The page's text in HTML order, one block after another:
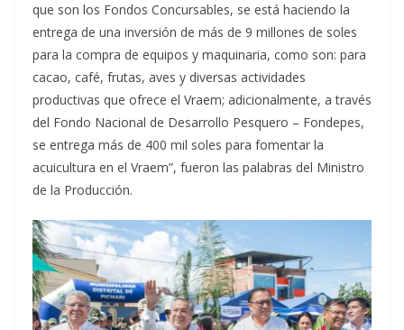
que son los Fondos Concursables, se está haciendo la
entrega de una inversión de más de 9 millones de soles
para la compra de equipos y maquinaria, como son: para
cacao, café, frutas, aves y diversas actividades
productivas que ofrece el Vraem; adicionalmente, a través
del Fondo Nacional de Desarrollo Pesquero – Fondepes,
se entrega más de 400 mil soles para fomentar la
acuicultura en el Vraem”, fueron las palabras del Ministro
de la Producción.